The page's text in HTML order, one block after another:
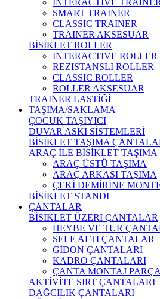
INTERACTIVE TRAINER
SMART TRAINER
CLASSIC TRAINER
TRAINER AKSESUAR
BİSİKLET ROLLER
INTERACTIVE ROLLER
REZISTANSLI ROLLER
CLASSIC ROLLER
ROLLER AKSESUAR
TRAINER LASTİĞİ
TAŞIMA/SAKLAMA
ÇOCUK TAŞIYICI
DUVAR ASKI SİSTEMLERİ
BİSİKLET TAŞIMA
ARAÇ İLE BİSİKLET TAŞIMA
ARAÇ ÜSTÜ TAŞIMA
ARAÇ ARKASI TAŞIMA
ÇEKİ DEMİRİNE
BİSİKLET STANDI
ÇANTALAR
BİSİKLET ÜZERİ ÇANTALAR
HEYBE VE TUR
SELE ALTI ÇANTALAR
GİDON ÇANTALARI
KADRO ÇANTALARI
ÇANTA MONTAJ
AKTİVİTE SIRT ÇANTALARI
DAĞCILIK ÇANTALARI